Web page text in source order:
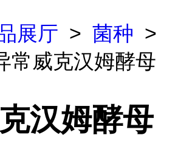
展厅 > 菌种 >
常威克汉姆酵母
汉姆酵母